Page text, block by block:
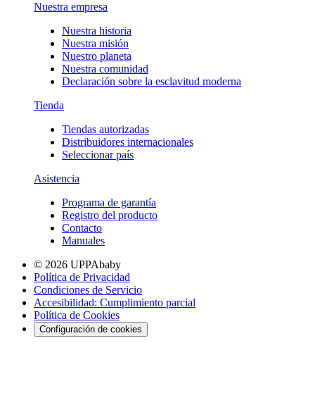
Nuestra empresa
Nuestra historia
Nuestra misión
Nuestro planeta
Nuestra comunidad
Declaración sobre la esclavitud moderna
Tienda
Tiendas autorizadas
Distribuidores internacionales
Seleccionar país
Asistencia
Programa de garantía
Registro del producto
Contacto
Manuales
© 2026 UPPAbaby
Política de Privacidad
Condiciones de Servicio
Accesibilidad: Cumplimiento parcial
Política de Cookies
Configuración de cookies